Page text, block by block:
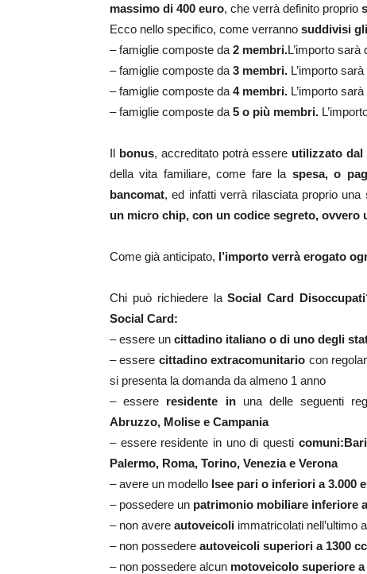
massimo di 400 euro, che verrà definito proprio
Ecco nello specifico, come verranno suddivisi
– famiglie composte da 2 membri.L’importo sarà
– famiglie composte da 3 membri. L’importo sarà
– famiglie composte da 4 membri. L’importo sarà
– famiglie composte da 5 o più membri.
Il bonus, accreditato potrà essere utilizzato dal
della vita familiare, come fare la spesa, o
bancomat, ed infatti verrà rilasciata proprio una
un micro chip, con un codice segreto, ovvero
Come già anticipato, l’importo verrà erogato
Chi può richiedere laSocial Card
Social Card:
– essere un cittadino italiano o di uno degli
– essere cittadino extracomunitario con
si presenta la domanda da almeno 1 anno
– essere residente inuna delle seguenti
Abruzzo, Molise e Campania
– essere residente in uno di questi
Palermo, Roma, Torino, Venezia e Verona
– avere un modello Isee pari o inferiori a 3.000
– possedere un patrimonio mobiliare inferiore
– non avere autoveicoli immatricolati nell’ultimo
– non possedere autoveicoli superiori a 1300 cc
– non possedere alcun motoveicolo superiore a